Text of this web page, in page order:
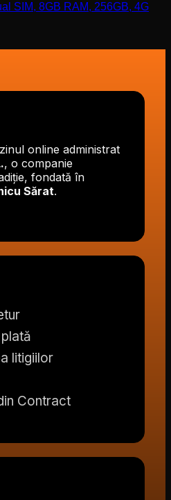
SIM, 8GB RAM, 256GB, 4G
online administrat
, o companie
fondată în
Sărat.
litigiilor
Contract